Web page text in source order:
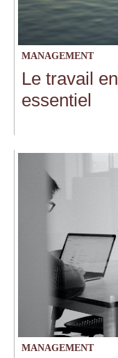
MANAGEMENT
Le travail
essentiel
MANAGEMENT